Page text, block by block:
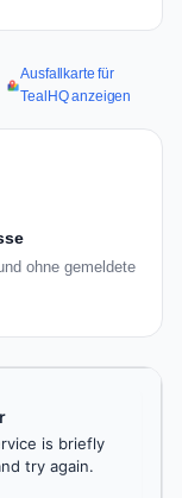
Ausfallkarte für
TealHQ anzeigen
ohne gemeldete
is briefly
try again.